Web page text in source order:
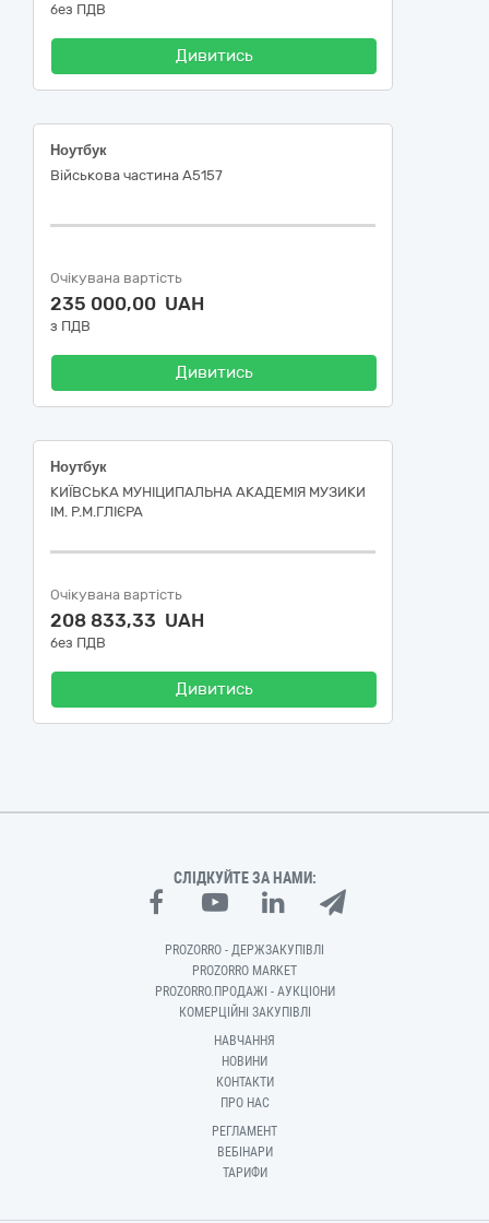
без ПДВ
Дивитись
Ноутбук
Військова частина А5157
Очікувана вартість
235 000,00 UAH
з ПДВ
Дивитись
Ноутбук
КИЇВСЬКА МУНІЦИПАЛЬНА АКАДЕМІЯ МУЗИКИ
ІМ. Р.М.ГЛІЄРА
Очікувана вартість
208 833,33 UAH
без ПДВ
Дивитись
СЛІДКУЙТЕ ЗА НАМИ:
PROZORRO - ДЕРЖЗАКУПІВЛІ
PROZORRO MARKET
PROZORRO.ПРОДАЖІ - АУКЦІОНИ
КОМЕРЦІЙНІ ЗАКУПІВЛІ
НАВЧАННЯ
НОВИНИ
КОНТАКТИ
ПРО НАС
РЕГЛАМЕНТ
ВЕБІНАРИ
ТАРИФИ